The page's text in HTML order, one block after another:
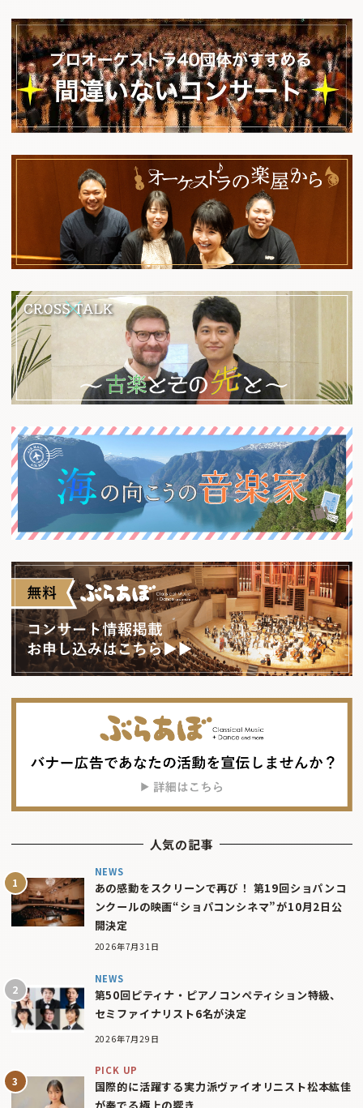
人気の記事
NEWS
あの感動をスクリーンで再び！ 第19回ショパンコ
ンクールの映画“ショパコンシネマ”が10月2日公
開決定
2026年7月31日
NEWS
第50回ピティナ・ピアノコンペティション特級、
セミファイナリスト6名が決定
2026年7月29日
PICK UP
国際的に活躍する実力派ヴァイオリニスト松本紘佳